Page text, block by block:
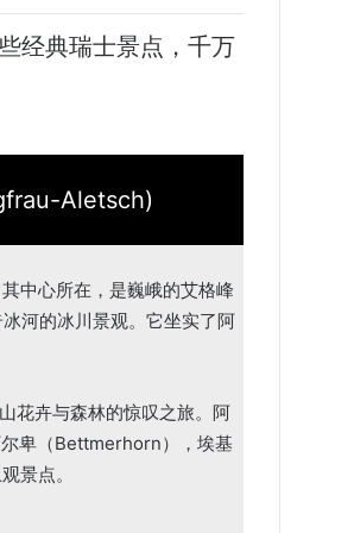
经典瑞士景点，千万
Aletsch)
中心所在，是巍峨的艾格峰
河的冰川景观。它坐实了阿
花卉与森林的惊叹之旅。阿
卑（Bettmerhorn），埃基
景点。